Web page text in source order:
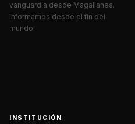
vanguardia desde Magallanes.
Informamos desde el fin del
mundo.
INSTITUCIÓN